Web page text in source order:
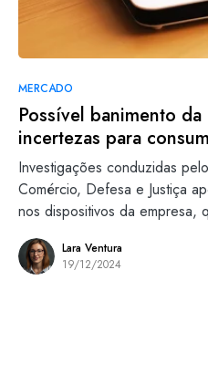
MERCADO
Possível banimento
incertezas para
Investigações conduzidas
Comércio, Defesa e Justiça
nos dispositivos da empresa,
Lara Ventura
19/12/2024